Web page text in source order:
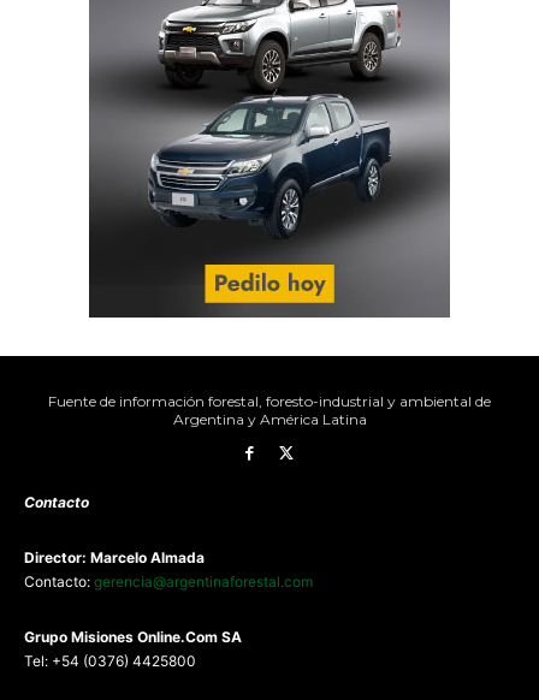
Fuente de información forestal, foresto-industrial y ambiental de
Director: Marcelo Almada